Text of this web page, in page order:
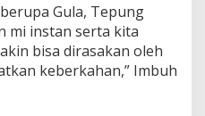
Gula, Tepung
mi instan serta kita
bisa dirasakan oleh
keberkahan,” Imbuh